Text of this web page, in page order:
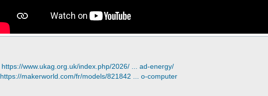
https://www.ukag.org.uk/index.php/2026/ ... ad-energy/
https://makerworld.com/fr/models/821842 ... o-computer